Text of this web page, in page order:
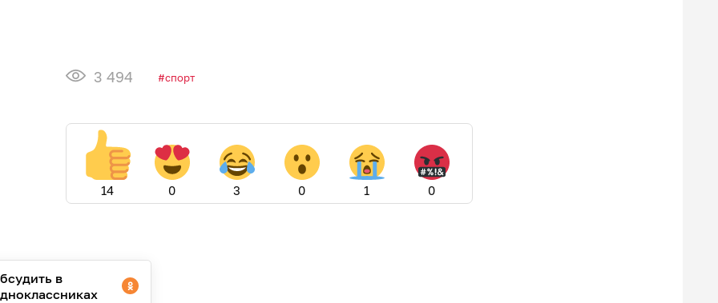
3 494 спорт
14 0 3 0 1 0
в